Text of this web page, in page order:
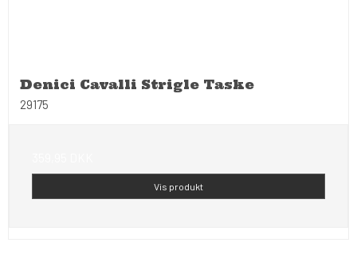
Denici Cavalli Strigle Taske
29175
Vis produkt